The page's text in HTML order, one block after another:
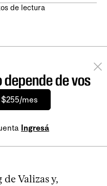
de lectura
de vos
mes
Ingresá
Valizas y,